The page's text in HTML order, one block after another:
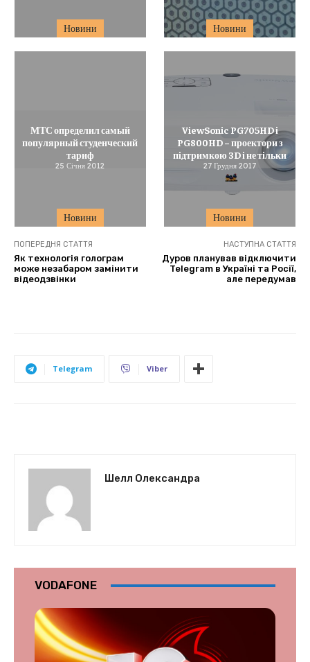
Новини Новини
Новини
МТС определил самый
популярный студенческий
тариф
25 Січня 2012
Новини
ViewSonic PG705HD і
PG800HD – проектори з
підтримкою 3D і не тільки
27 Грудня 2017
ПОПЕРЕДНЯ СТАТТЯ
Як технологія голограм
може незабаром замінити
відеодзвінки
НАСТУПНА СТАТТЯ
Дуров планував відключити
Telegram в Україні та Росії,
але передумав
Telegram Viber
Шелл Олександра
VODAFONE